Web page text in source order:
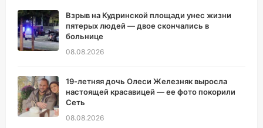
Взрыв на Кудринской площади унес жизни
пятерых людей — двое скончались в
больнице
08.08.2026
19-летняя дочь Олеси Железняк выросла
настоящей красавицей — ее фото покорили
Сеть
08.08.2026